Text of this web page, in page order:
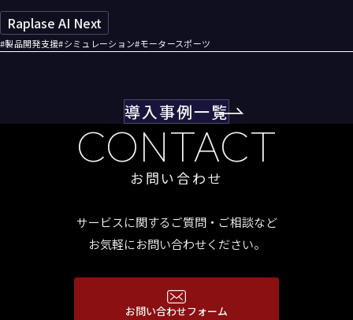
十数人に統一された高性能の計算環境を提供するため、同社はエ
クストリームーDのクラウドAI向けHPCサービス「Raplase」を
導入。高速走行時の自動運転技術の開発を効率的に進めるための
Raplase AI Next
#製品開発支援#シミュレーション#モータースポーツ
導入事例一覧
CONTACT
お問い合わせ
サービスに関するご質問・ご相談など
お気軽にお問い合わせください。
お問い合わせフォーム